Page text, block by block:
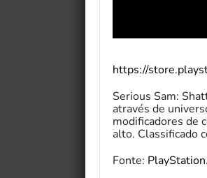
https://
Serious Sam:
através de
modificadores de
alto. Classificado
Fonte: PlayStation.